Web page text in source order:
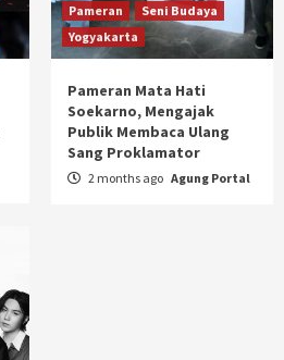
Pameran
Seni Budaya
Yogyakarta
Pameran Mata Hati
Soekarno, Mengajak
Publik Membaca Ulang
Sang Proklamator
2 months ago Agung Portal